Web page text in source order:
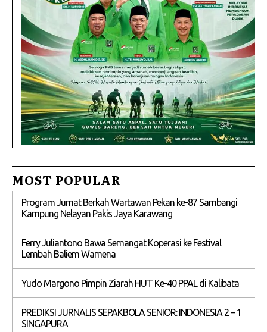
MOST POPULAR
Program Jumat Berkah Wartawan Pekan ke-87 Sambangi
Kampung Nelayan Pakis Jaya Karawang
Ferry Juliantono Bawa Semangat Koperasi ke Festival
Lembah Baliem Wamena
Yudo Margono Pimpin Ziarah HUT Ke-40 PPAL di Kalibata
PREDIKSI JURNALIS SEPAKBOLA SENIOR: INDONESIA 2 – 1
SINGAPURA